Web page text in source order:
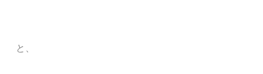
と、